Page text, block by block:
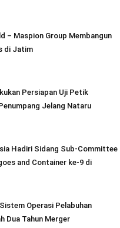
– Maspion Group Membangun
di Jatim
Persiapan Uji Petik
Jelang Nataru
Hadiri Sidang Sub-Committee
and Container ke-9 di
Operasi Pelabuhan
Dua Tahun Merger